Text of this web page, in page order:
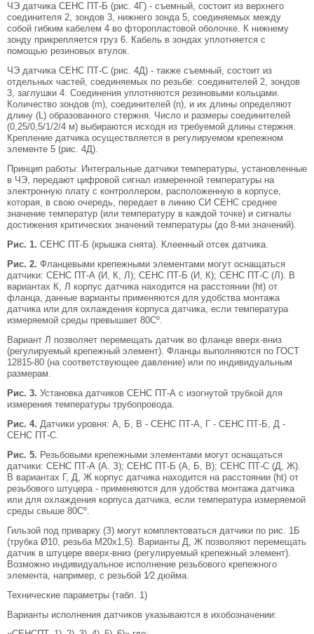
ЧЭ датчика СЕНС ПТ-Б (рис. 4Г) - съемный, состоит из верхнего
соединителя 2, зондов 3, нижнего зонда 5, соединяемых между
собой гибким кабелем 4 во фторопластовой оболочке. К нижнему
зонду прикрепляется груз 6. Кабель в зондах уплотняется с
помощью резиновых втулок.
ЧЭ датчика СЕНС ПТ-С (рис. 4Д) - также съемный, состоит из
отдельных частей, соединяемых по резьбе: соединителей 2, зондов
3, заглушки 4. Соединения уплотняются резиновыми кольцами.
Количество зондов (m), соединителей (n), и их длины определяют
длину (L) образованного стержня. Число и размеры соединителей
(0,25/0,5/1/2/4 м) выбираются исходя из требуемой длины стержня.
Крепление датчика осуществляется в регулируемом крепежном
элементе 5 (рис. 4Д).
Принцип работы: Интегральные датчики температуры, установленные
в ЧЭ, передают цифровой сигнал измеренной температуры на
электронную плату с контроллером, расположенную в корпусе,
которая, в свою очередь, передает в линию СИ СЕНС среднее
значение температур (или температуру в каждой точке) и сигналы
достижения критических значений температуры (до 8-ми значений).
Рис. 1. СЕНС ПТ-Б (крышка снята). Клеенный отсек датчика.
Рис. 2. Фланцевыми крепежными элементами могут оснащаться
датчики: СЕНС ПТ-А (И, К, Л); СЕНС ПТ-Б (И, К); СЕНС ПТ-С (Л). В
вариантах К, Л корпус датчика находится на расстоянии (ht) от
фланца, данные варианты применяются для удобства монтажа
датчика или для охлаждения корпуса датчика, если температура
измеряемой среды превышает 80Сº.
Вариант Л позволяет перемещать датчик во фланце вверх-вниз
(регулируемый крепежный элемент). Фланцы выполняются по ГОСТ
12815-80 (на соответствующее давление) или по индивидуальным
размерам.
Рис. 3. Установка датчиков СЕНС ПТ-А с изогнутой трубкой для
измерения температуры трубопровода.
Рис. 4. Датчики уровня: А, Б, В - СЕНС ПТ-А, Г - СЕНС ПТ-Б, Д -
СЕНС ПТ-С.
Рис. 5. Резьбовыми крепежными элементами могут оснащаться
датчики: СЕНС ПТ-А (А. З); СЕНС ПТ-Б (А, Б, В); СЕНС ПТ-С (Д, Ж).
В вариантах Г, Д, Ж корпус датчика находится на расстоянии (ht) от
резьбового штуцера - применяются для удобства монтажа датчика
или для охлаждения корпуса датчика, если температура измеряемой
среды свыше 80Сº.
Гильзой под приварку (З) могут комплектоваться датчики по рис. 1Б
(трубка Ø10, резьба М20х1,5). Варианты Д, Ж позволяют перемещать
датчик в штуцере вверх-вниз (регулируемый крепежный элемент).
Возможно индивидуальное исполнение резьбового крепежного
элемента, например, с резьбой 1⁄2 дюйма.
Технические параметры (табл. 1)
Варианты исполнения датчиков указываются в ихобозначении: